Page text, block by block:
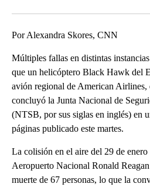
Por Alexandra Skores, CNN
Múltiples fallas en distintas
que un helicóptero Black Hawk del
avión regional de American
concluyó la Junta Nacional de
(NTSB, por sus siglas en inglés) en
páginas publicado este martes.
La colisión en el aire del 29 de
Aeropuerto Nacional Ronald
muerte de 67 personas, lo que la